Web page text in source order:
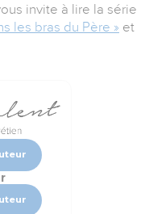
invite à lire la série
les bras du Père » et